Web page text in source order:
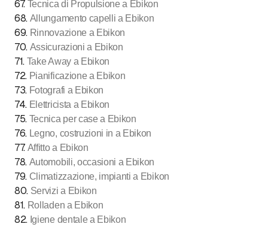
67. Tecnica di Propulsione a Ebikon
68. Allungamento capelli a Ebikon
69. Rinnovazione a Ebikon
70. Assicurazioni a Ebikon
71. Take Away a Ebikon
72. Pianificazione a Ebikon
73. Fotografi a Ebikon
74. Elettricista a Ebikon
75. Tecnica per case a Ebikon
76. Legno, costruzioni in a Ebikon
77. Affitto a Ebikon
78. Automobili, occasioni a Ebikon
79. Climatizzazione, impianti a Ebikon
80. Servizi a Ebikon
81. Rolladen a Ebikon
82. Igiene dentale a Ebikon